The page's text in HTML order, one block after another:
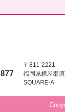
〒811-2221
福岡県糟屋郡
SQUARE-A